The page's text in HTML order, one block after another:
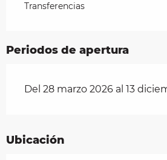
Transferencias
Periodos de apertura
Del 28 marzo 2026 al 13
Ubicación